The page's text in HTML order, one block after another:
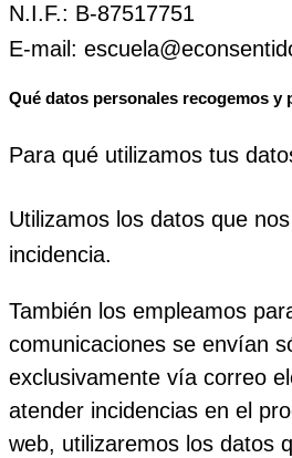
N.I.F.: B-87517751
E-mail:
Qué datos personales recogemos y
Para qué utilizamos tus
Utilizamos los datos que
incidencia.
También los empleamos
comunicaciones se envían
exclusivamente vía correo
atender incidencias en el
web, utilizaremos los datos